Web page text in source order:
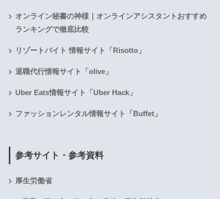
オンライン秘書の神様｜オンラインアシスタントおすすめ
ランキングで徹底比較
リゾートバイト 情報サイト「Risotto」
退職代行情報サイト「olive」
Uber Eats情報サイト「Uber Hack」
ファッションレンタル情報サイト「Buffet」
参考サイト・参考資料
厚生労働省